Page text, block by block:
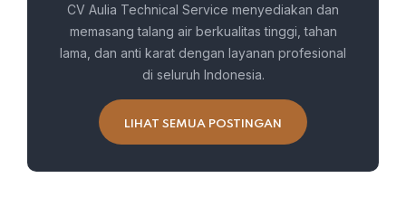
CV Aulia Technical Service menyediakan dan
memasang talang air berkualitas tinggi, tahan
lama, dan anti karat dengan layanan profesional
di seluruh Indonesia.
LIHAT SEMUA POSTINGAN